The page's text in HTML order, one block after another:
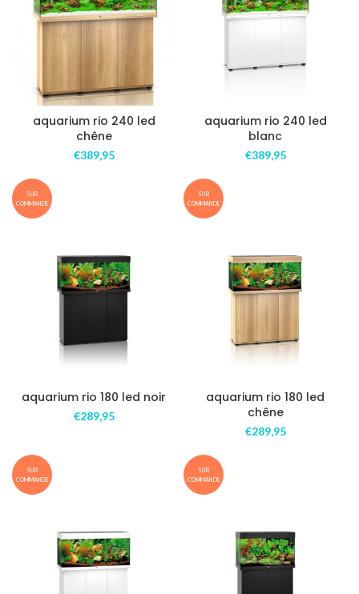
aquarium rio 240 led
chêne
€389,95
aquarium rio 240 led
blanc
€389,95
SUR
COMMANDE
aquarium rio 180 led noir
€289,95
SUR
COMMANDE
aquarium rio 180 led
chêne
€289,95
SUR
COMMANDE
SUR
COMMANDE